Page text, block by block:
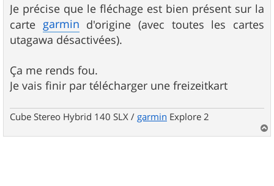
Je précise que le fléchage est bien présent sur la
carte garmin d'origine (avec toutes les cartes
utagawa désactivées).
Ça me rends fou.
Je vais finir par télécharger une freizeitkart
Cube Stereo Hybrid 140 SLX / garmin Explore 2
a